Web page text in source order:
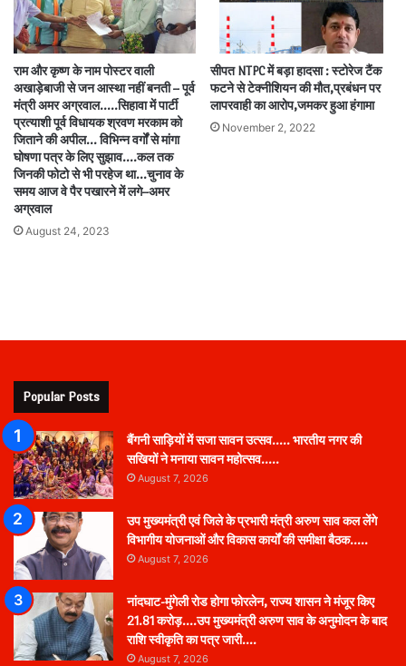
राम और कृष्ण के नाम पोस्टर वाली
अखाड़ेबाजी से जन आस्था नहीं बनती – पूर्व
मंत्री अमर अग्रवाल…..सिहावा में पार्टी
प्रत्याशी पूर्व विधायक श्रवण मरकाम को
जिताने की अपील… विभिन्न वर्गों से मांगा
घोषणा पत्र के लिए सुझाव….कल तक
जिनकी फोटो से भी परहेज था…चुनाव के
समय आज वे पैर पखारने में लगे–अमर
अग्रवाल
August 24, 2023
सीपत NTPC में बड़ा हादसा : स्टोरेज टैंक
फटने से टेक्नीशियन की मौत,प्रबंधन पर
लापरवाही का आरोप,जमकर हुआ हंगामा
November 2, 2022
Popular Posts
बैंगनी साड़ियों में सजा सावन उत्सव….. भारतीय नगर की
सखियों ने मनाया सावन महोत्सव…..
August 7, 2026
उप मुख्यमंत्री एवं जिले के प्रभारी मंत्री अरुण साव कल लेंगे
विभागीय योजनाओं और विकास कार्यों की समीक्षा बैठक…..
August 7, 2026
नांदघाट-मुंगेली रोड होगा फोरलेन, राज्य शासन ने मंजूर किए
21.81 करोड़….उप मुख्यमंत्री अरुण साव के अनुमोदन के बाद
राशि स्वीकृति का पत्र जारी….
August 7, 2026